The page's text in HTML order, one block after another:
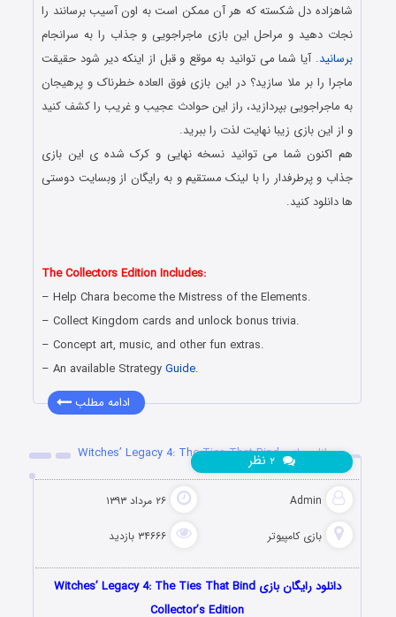
شاهزاده دل شکسته که هر آن ممکن است به اون آسیب برسانند را
نجات دهید و مراحل این بازی ماجراجویی و جذاب را به سرانجام
برسانید. آیا شما می توانید به موقع و قبل از اینکه دیر شود حقیقت
ماجرا را بر ملا سازید؟ در این بازی فوق العاده خطرناک و پرهیجان
به ماجراجویی بپردازید، راز این حوادث عجیب و غریب را کشف کنید
و از این بازی زیبا نهایت لذت را ببرید.
هم اکنون شما می توانید نسخه نهایی و کرک شده ی این بازی
جذاب و پرطرفدار را با لینک مستقیم و به رایگان از وبسایت دوستی
ها دانلود کنید.
The Collectors Edition Includes:
– Help Chara become the Mistress of the Elements.
– Collect Kingdom cards and unlock bonus trivia.
– Concept art, music, and other fun extras.
– An available StrategyGuide.
ادامه مطلب
دانلود بازی Witches’ Legacy 4: The Ties That Bind
Admin ۲۶ مرداد ۱۳۹۳
بازی کامپیوتر ۳۴۶۶۶ بازدید
۲ نظر
دانلود رایگان بازی Witches’ Legacy 4: The Ties That Bind
Collector’s Edition